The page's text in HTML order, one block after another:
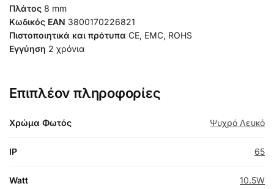
Πλάτος 8 mm
Κωδικός EAN 3800170226821
Πιστοποιητικά και πρότυπα CE, EMC, ROHS
Εγγύηση 2 χρόνια
Επιπλέον πληροφορίες
Χρώμα Φωτός Ψυχρό Λευκό
IP 65
Watt 10.5W